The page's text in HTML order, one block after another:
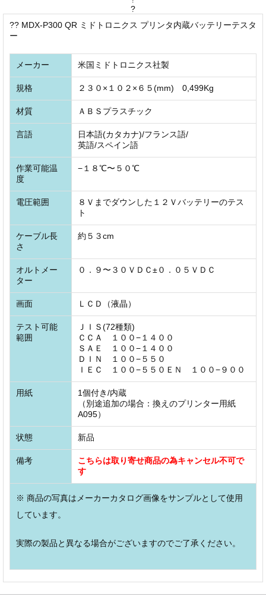
?
?? MDX-P300 QR ミドトロニクス プリンタ内蔵バッテリーテスタ
ー
メーカー 米国ミドトロニクス社製
規格 ２３０×１０２×６５(mm) 0,499Kg
材質 ＡＢＳプラスチック
言語
日本語(カタカナ)/フランス語/
英語/スペイン語
作業可能温
度
−１８℃〜５０℃
電圧範囲
８Ｖまでダウンした１２Ｖバッテリーのテス
ト
ケーブル長
さ
約５３cm
オルトメー
ター
０．９〜３０ＶＤＣ±０．０５ＶＤＣ
画面 ＬＣＤ（液晶）
テスト可能
範囲
ＪＩＳ(72種類)
ＣＣＡ １００−１４００
ＳＡＥ １００−１４００
ＤＩＮ １００−５５０
ＩＥＣ １００−５５０ＥＮ １００−９００
用紙
1個付き/内蔵
（別途追加の場合：換えのプリンター用紙
A095）
状態 新品
備考
こちらは取り寄せ商品の為キャンセル不可で
す
※ 商品の写真はメーカーカタログ画像をサンプルとして使用
しています。
実際の製品と異なる場合がございますのでご了承ください。